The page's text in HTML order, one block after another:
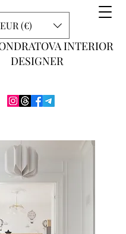
INTERIOR
DESIGNER
EUR (€)